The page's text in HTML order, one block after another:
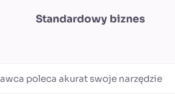
Standardowy biznes
poleca akurat swoje narzędzie